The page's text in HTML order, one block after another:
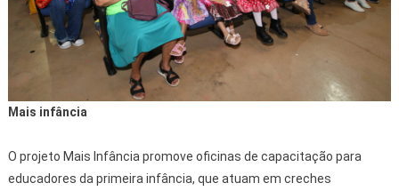
Mais infância
O projeto Mais Infância promove oficinas de capacitação para
educadores da primeira infância, que atuam em creches